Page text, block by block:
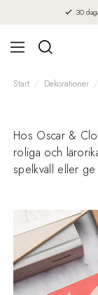
30
Start Dekorationer
Hos Oscar &
roliga och
spelkväll eller